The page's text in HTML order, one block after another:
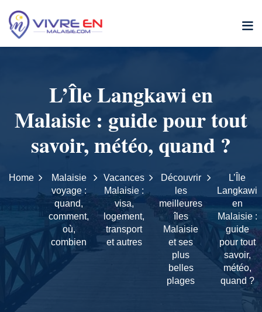
L’Île Langkawi en
Malaisie : guide pour tout
savoir, météo, quand ?
Home
Malaisie
voyage :
quand,
comment,
où,
combien
Vacances
Malaisie :
visa,
logement,
transport
et autres
Découvrir
les
meilleures
îles
Malaisie
et ses
plus
belles
plages
L’Île
Langkawi
en
Malaisie :
guide
pour tout
savoir,
météo,
quand ?